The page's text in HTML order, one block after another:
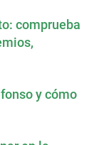
comprueba
y cómo